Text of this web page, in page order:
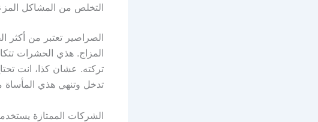
التخلص من المشاكل
الصراصير تعتبر من
المزاج. هذي الحشرات
تركته. عشان كذا، انت
تدخل وتنهي هذي المأساة
الشركات الممتازة